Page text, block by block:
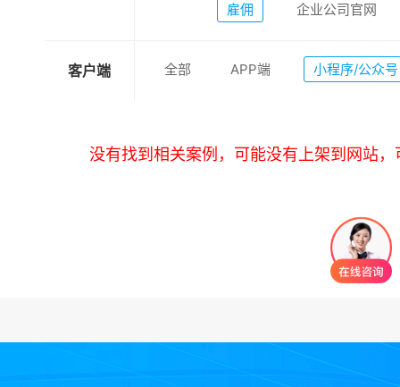
雇佣 企业公司官网
客户端 全部 APP端 小程序/公众号
没有找到相关案例，可能没有上架到网站